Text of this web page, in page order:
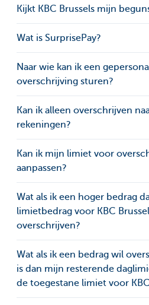
Kijkt KBC Brussels mijn
Wat is SurprisePay?
Naar wie kan ik een
overschrijving sturen?
Kan ik alleen overschrijven
rekeningen?
Kan ik mijn limiet voor
aanpassen?
Wat als ik een hoger bedrag
limietbedrag voor KBC
overschrijven?
Wat als ik een bedrag wil
is dan mijn resterende
de toegestane limiet voor